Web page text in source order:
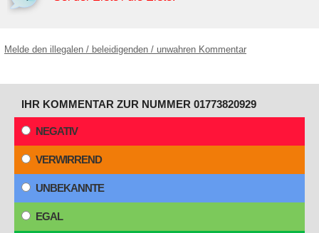
Melde den illegalen / beleidigenden / unwahren Kommentar
IHR KOMMENTAR ZUR NUMMER 01773820929
NEGATIV
VERWIRREND
UNBEKANNTE
EGAL